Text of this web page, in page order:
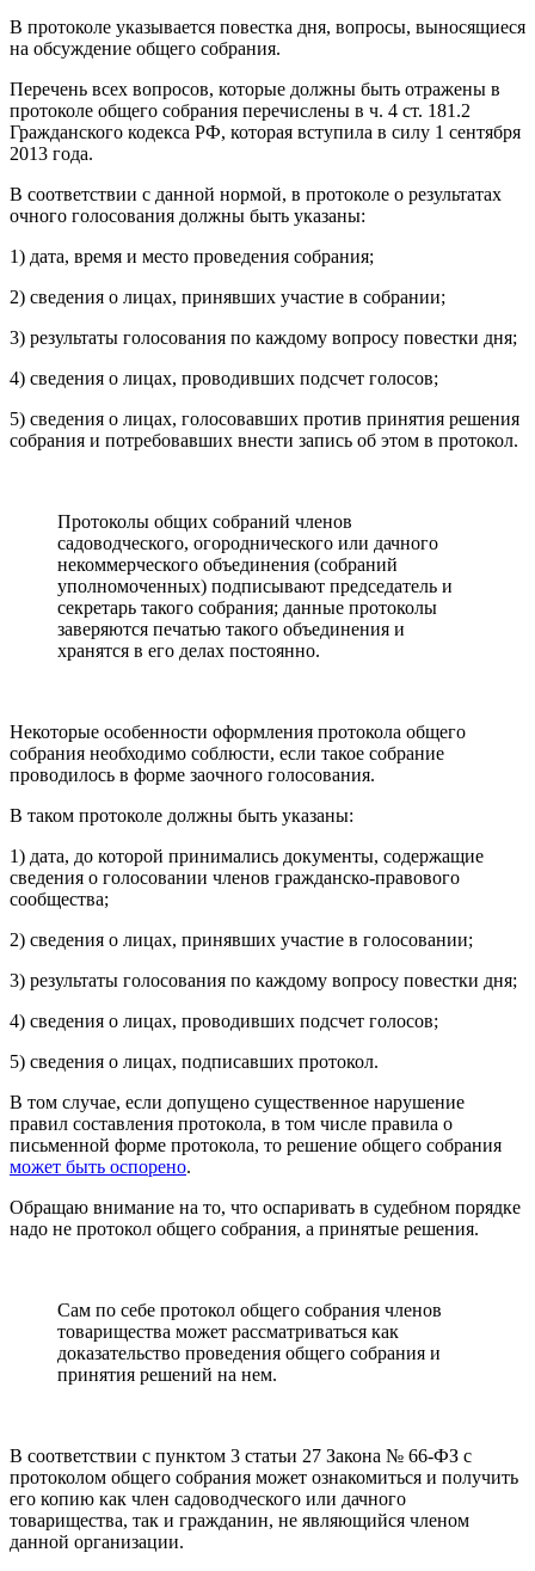
В протоколе указывается повестка дня, вопросы, выносящиеся
на обсуждение общего собрания.
Перечень всех вопросов, которые должны быть отражены в
протоколе общего собрания перечислены в ч. 4 ст. 181.2
Гражданского кодекса РФ, которая вступила в силу 1 сентября
2013 года.
В соответствии с данной нормой, в протоколе о результатах
очного голосования должны быть указаны:
1) дата, время и место проведения собрания;
2) сведения о лицах, принявших участие в собрании;
3) результаты голосования по каждому вопросу повестки дня;
4) сведения о лицах, проводивших подсчет голосов;
5) сведения о лицах, голосовавших против принятия решения
собрания и потребовавших внести запись об этом в протокол.
Протоколы общих собраний членов
садоводческого, огороднического или дачного
некоммерческого объединения (собраний
уполномоченных) подписывают председатель и
секретарь такого собрания; данные протоколы
заверяются печатью такого объединения и
хранятся в его делах постоянно.
Некоторые особенности оформления протокола общего
собрания необходимо соблюсти, если такое собрание
проводилось в форме заочного голосования.
В таком протоколе должны быть указаны:
1) дата, до которой принимались документы, содержащие
сведения о голосовании членов гражданско-правового
сообщества;
2) сведения о лицах, принявших участие в голосовании;
3) результаты голосования по каждому вопросу повестки дня;
4) сведения о лицах, проводивших подсчет голосов;
5) сведения о лицах, подписавших протокол.
В том случае, если допущено существенное нарушение
правил составления протокола, в том числе правила о
письменной форме протокола, то решение общего собрания
может быть оспорено.
Обращаю внимание на то, что оспаривать в судебном порядке
надо не протокол общего собрания, а принятые решения.
Сам по себе протокол общего собрания членов
товарищества может рассматриваться как
доказательство проведения общего собрания и
принятия решений на нем.
В соответствии с пунктом 3 статьи 27 Закона № 66-ФЗ с
протоколом общего собрания может ознакомиться и получить
его копию как член садоводческого или дачного
товарищества, так и гражданин, не являющийся членом
данной организации.